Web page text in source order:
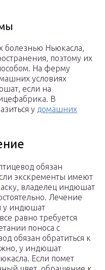
болезнью Ньюкасла,
поэтому их
На ферму
условиях
если на
В
у домашних
обязан
экскременты имеют
владелец индюшат
Лечение
у индюшат
равно требуется
поноса с
обязан обратиться к
у индюшат
Если помет